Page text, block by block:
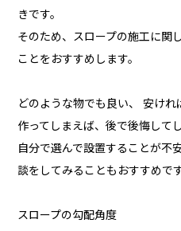
きです。
そのため、スロープの施工に関
ことをおすすめします。
どのような物でも良い、 安け
作ってしまえば、後で後悔して
自分で選んで設置することが不
談をしてみることもおすすめです
スロープの勾配角度